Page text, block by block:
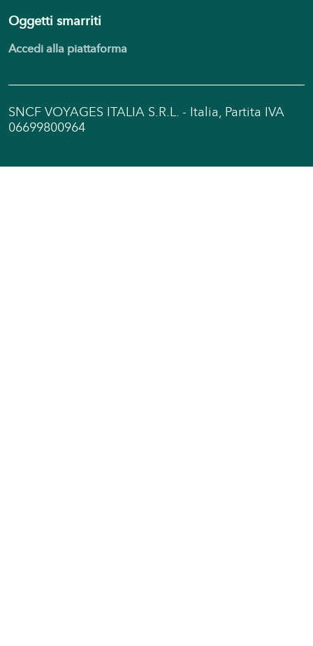
Oggetti smarriti
Accedi alla piattaforma
SNCF VOYAGES ITALIA S.R.L. - Italia, Partita IVA
06699800964